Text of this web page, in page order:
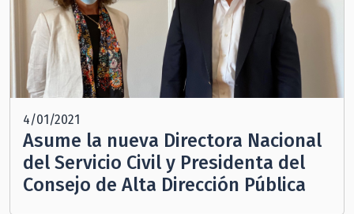
4/01/2021
Asume la nueva Directora Nacional
del Servicio Civil y Presidenta del
Consejo de Alta Dirección Pública